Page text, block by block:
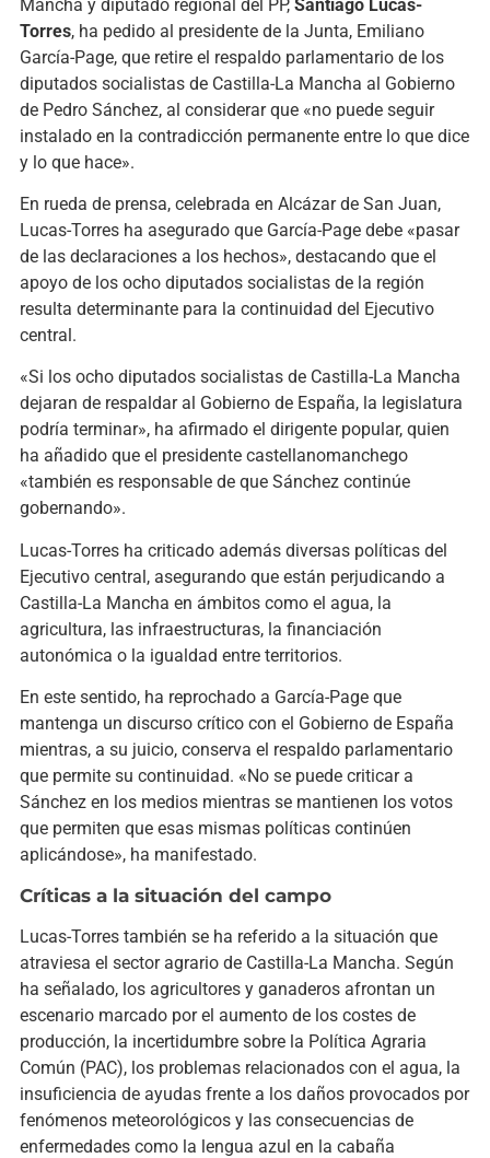
Mancha y diputado regional del PP, Santiago Lucas-
Torres, ha pedido al presidente de la Junta, Emiliano
García-Page, que retire el respaldo parlamentario de los
diputados socialistas de Castilla-La Mancha al Gobierno
de Pedro Sánchez, al considerar que «no puede seguir
instalado en la contradicción permanente entre lo que dice
y lo que hace».
En rueda de prensa, celebrada en Alcázar de San Juan,
Lucas-Torres ha asegurado que García-Page debe «pasar
de las declaraciones a los hechos», destacando que el
apoyo de los ocho diputados socialistas de la región
resulta determinante para la continuidad del Ejecutivo
central.
«Si los ocho diputados socialistas de Castilla-La Mancha
dejaran de respaldar al Gobierno de España, la legislatura
podría terminar», ha afirmado el dirigente popular, quien
ha añadido que el presidente castellanomanchego
«también es responsable de que Sánchez continúe
gobernando».
Lucas-Torres ha criticado además diversas políticas del
Ejecutivo central, asegurando que están perjudicando a
Castilla-La Mancha en ámbitos como el agua, la
agricultura, las infraestructuras, la financiación
autonómica o la igualdad entre territorios.
En este sentido, ha reprochado a García-Page que
mantenga un discurso crítico con el Gobierno de España
mientras, a su juicio, conserva el respaldo parlamentario
que permite su continuidad. «No se puede criticar a
Sánchez en los medios mientras se mantienen los votos
que permiten que esas mismas políticas continúen
aplicándose», ha manifestado.
Críticas a la situación del campo
Lucas-Torres también se ha referido a la situación que
atraviesa el sector agrario de Castilla-La Mancha. Según
ha señalado, los agricultores y ganaderos afrontan un
escenario marcado por el aumento de los costes de
producción, la incertidumbre sobre la Política Agraria
Común (PAC), los problemas relacionados con el agua, la
insuficiencia de ayudas frente a los daños provocados por
fenómenos meteorológicos y las consecuencias de
enfermedades como la lengua azul en la cabaña